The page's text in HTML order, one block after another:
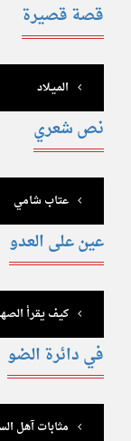
قصة قصيرة
المـيـلاد
نص شعري
عتاب شامي
عين على العدو
كيف يقرأ
في دائرة الضو
مثابات آهل